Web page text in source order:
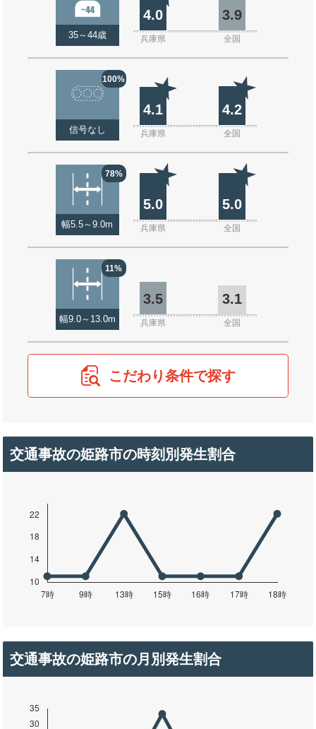
35～44歳
4.0 3.9
兵庫県 全国
100%
信号なし
4.1 4.2
兵庫県 全国
78%
幅5.5～9.0m
5.0 5.0
兵庫県 全国
11%
幅9.0～13.0m
3.5 3.1
兵庫県 全国
こだわり条件で探す
交通事故の姫路市の時刻別発生割合
交通事故の姫路市の月別発生割合